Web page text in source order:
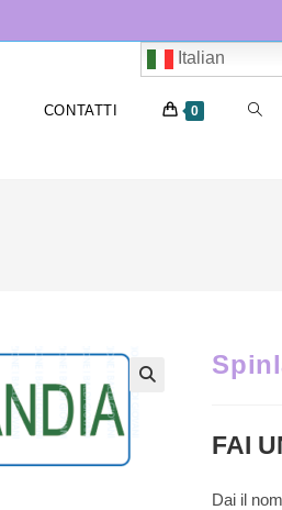
CONTATTI
Italian
0
FAI
Dai il